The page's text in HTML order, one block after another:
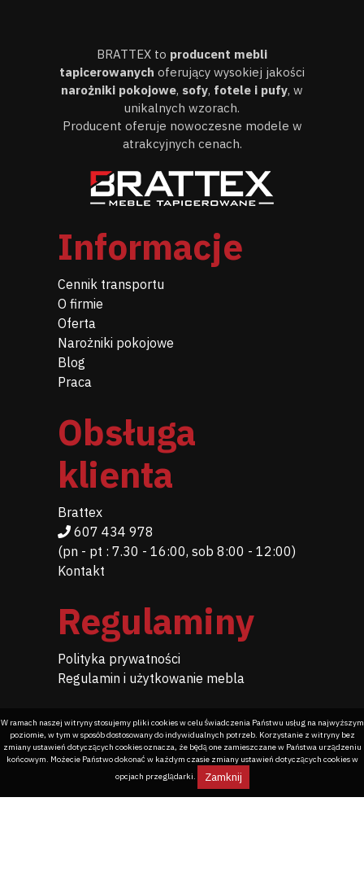
BRATTEX to producent mebli
tapicerowanych oferujący wysokiej jakości
narożniki pokojowe, sofy, fotele i pufy, w
unikalnych wzorach.
Producent oferuje nowoczesne modele w
atrakcyjnych cenach.
Informacje
Cennik transportu
O firmie
Oferta
Narożniki pokojowe
Blog
Praca
Obsługa
klienta
Brattex
607 434 978
(pn - pt : 7.30 - 16:00, sob 8:00 - 12:00)
Kontakt
Regulaminy
Polityka prywatności
Regulamin i użytkowanie mebla
W ramach naszej witryny stosujemy pliki cookies w celu świadczenia Państwu usług na najwyższym
poziomie, w tym w sposób dostosowany do indywidualnych potrzeb. Korzystanie z witryny bez
zmiany ustawień dotyczących cookies oznacza, że będą one zamieszczane w Państwa urządzeniu
końcowym. Możecie Państwo dokonać w każdym czasie zmiany ustawień dotyczących cookies w
opcjach przeglądarki.
Zamknij